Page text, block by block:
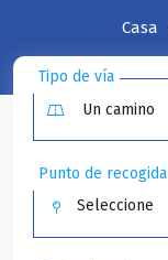
Casa
Tipo de vía
Punto de recogida
Seleccione